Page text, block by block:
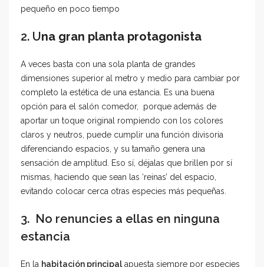
pequeño en poco tiempo
2. Una gran planta protagonista
A veces basta con una sola planta de grandes
dimensiones superior al metro y medio para cambiar por
completo la estética de una estancia. Es una buena
opción para el salón comedor, porque además de
aportar un toque original rompiendo con los colores
claros y neutros, puede cumplir una función divisoria
diferenciando espacios, y su tamaño genera una
sensación de amplitud. Eso sí, déjalas que brillen por sí
mismas, haciendo que sean las ‘reinas’ del espacio,
evitando colocar cerca otras especies más pequeñas.
3. No renuncies a ellas en ninguna
estancia
En la habitación principalapuesta siempre por especies